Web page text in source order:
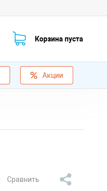
Корзина пуста
Акции
Сравнить